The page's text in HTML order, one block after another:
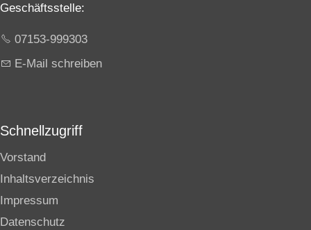
Geschäftsstelle:
07153-999303
E-Mail schreiben
Schnellzugriff
Vorstand
Inhaltsverzeichnis
Impressum
Datenschutz